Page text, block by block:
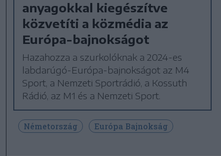
anyagokkal kiegészítve
közvetíti a közmédia az
Európa-bajnokságot
Hazahozza a szurkolóknak a 2024-es
labdarúgó-Európa-bajnokságot az M4
Sport, a Nemzeti Sportrádió, a Kossuth
Rádió, az M1 és a Nemzeti Sport.
Németország Európa Bajnokság